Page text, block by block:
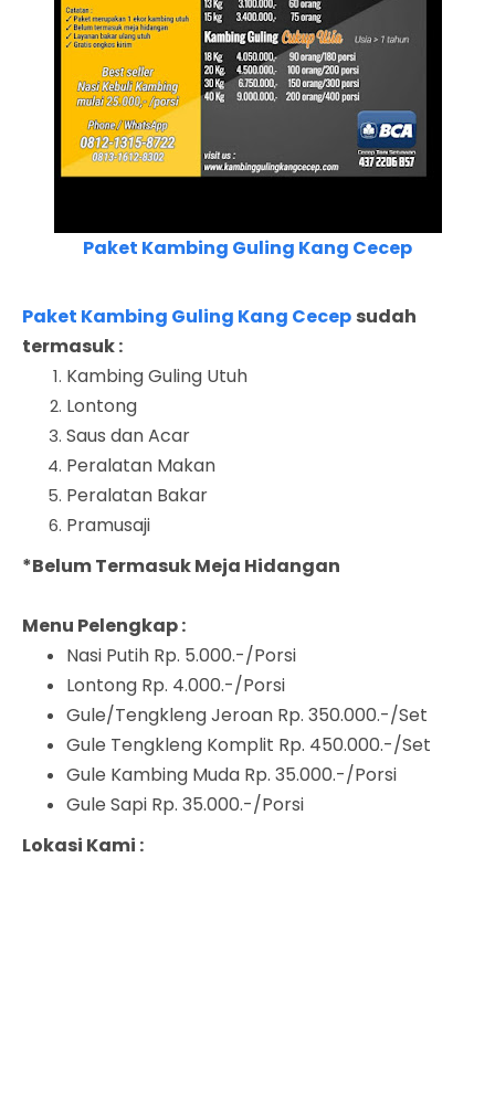
Paket Kambing Guling Kang Cecep
Paket Kambing Guling Kang Cecep sudah
termasuk :
Kambing Guling Utuh
Lontong
Saus dan Acar
Peralatan Makan
Peralatan Bakar
Pramusaji
*Belum Termasuk Meja Hidangan
Menu Pelengkap :
Nasi Putih Rp. 5.000.-/Porsi
Lontong Rp. 4.000.-/Porsi
Gule/Tengkleng Jeroan Rp. 350.000.-/Set
Gule Tengkleng Komplit Rp. 450.000.-/Set
Gule Kambing Muda Rp. 35.000.-/Porsi
Gule Sapi Rp. 35.000.-/Porsi
Lokasi Kami :